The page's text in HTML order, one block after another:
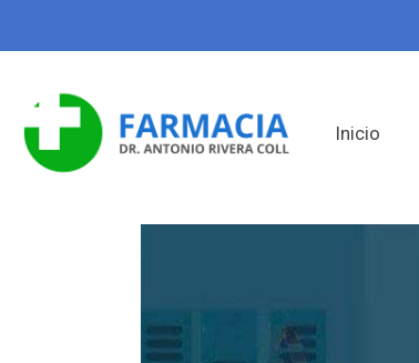
Inicio